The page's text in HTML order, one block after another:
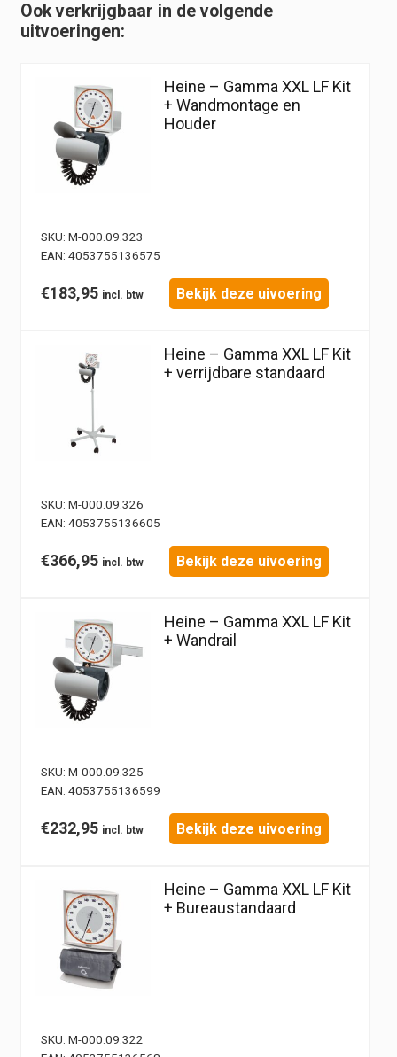
LF
Kit
Ook verkrijgbaar in de volgende
uitvoeringen:
Heine – Gamma XXL LF Kit
+ Wandmontage en
Houder
SKU: M-000.09.323
EAN: 4053755136575
€183,95 Bekijk deze uivoering
Heine – Gamma XXL LF Kit
+ verrijdbare standaard
SKU: M-000.09.326
EAN: 4053755136605
€366,95 Bekijk deze uivoering
Heine – Gamma XXL LF Kit
+ Wandrail
SKU: M-000.09.325
EAN: 4053755136599
€232,95 Bekijk deze uivoering
Heine – Gamma XXL LF Kit
+ Bureaustandaard
SKU: M-000.09.322